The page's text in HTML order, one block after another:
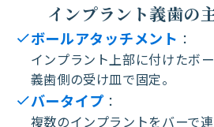
インプラント義歯の
ボールアタッチメント ：
インプラント上部に付けたボ
義歯側の受け皿で固定。
バータイプ ：
複数のインプラントをバーで